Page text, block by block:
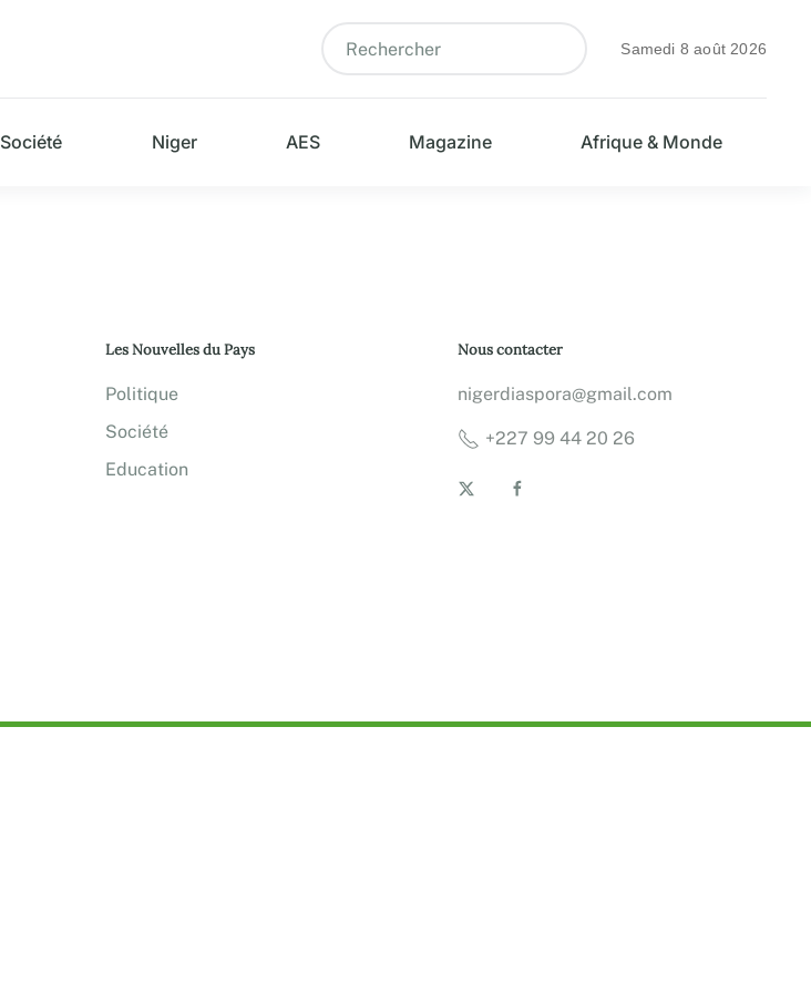
Samedi 8 août 2026
Société Niger AES Magazine Afrique & Monde
Les Nouvelles du Pays
Politique
Société
Education
Nous contacter
nigerdiaspora@gmail.com
+227 99 44 20 26